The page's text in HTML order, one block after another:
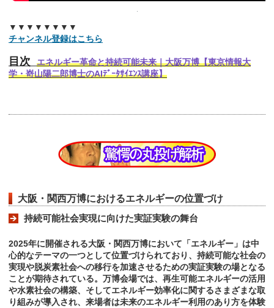
▼▼▼▼▼▼▼▼
チャンネル登録はこちら
目次
エネルギー革命と持続可能未来｜大阪万博【東京情報大
学・嵜山陽二郎博士のAIﾃﾞｰﾀｻｲｴﾝｽ講座】
大阪・関西万博におけるエネルギーの位置づけ
持続可能社会実現に向けた実証実験の舞台
2025年に開催される大阪・関西万博において「エネルギー」は中
心的なテーマの一つとして位置づけられており、持続可能な社会の
実現や脱炭素社会への移行を加速させるための実証実験の場となる
ことが期待されている。万博会場では、再生可能エネルギーの活用
や水素社会の構築、そしてエネルギー効率化に関するさまざまな取
り組みが導入され、来場者は未来のエネルギー利用のあり方を体験